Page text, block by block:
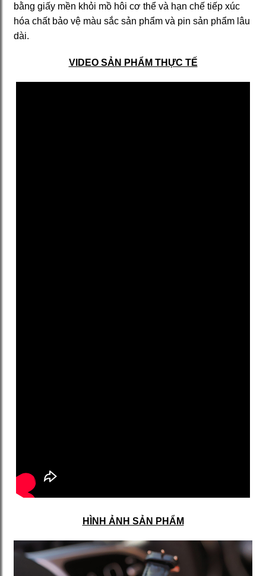
bằng giấy mền khỏi mồ hôi cơ thể và hạn chế tiếp xúc
hóa chất bảo vệ màu sắc sản phẩm và pin sản phẩm lâu
dài.
VIDEO SẢN PHẨM THỰC TẾ
HÌNH ẢNH SẢN PHẨM